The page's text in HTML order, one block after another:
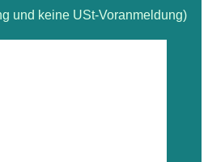
und keine USt-Voranmeldung)